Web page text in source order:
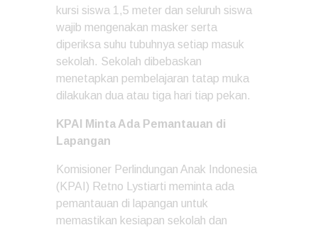
kursi siswa 1,5 meter dan seluruh siswa
wajib mengenakan masker serta
diperiksa suhu tubuhnya setiap masuk
sekolah. Sekolah dibebaskan
menetapkan pembelajaran tatap muka
dilakukan dua atau tiga hari tiap pekan.
KPAI Minta Ada Pemantauan di
Lapangan
Komisioner Perlindungan Anak Indonesia
(KPAI) Retno Lystiarti meminta ada
pemantauan di lapangan untuk
memastikan kesiapan sekolah dan